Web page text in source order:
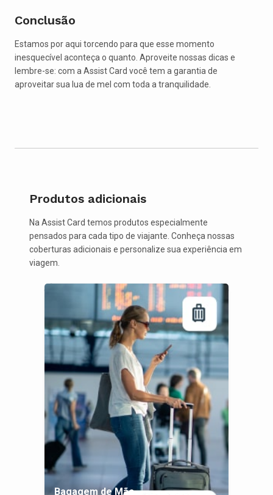
Conclusão
Estamos por aqui torcendo para que esse momento
inesquecível aconteça o quanto. Aproveite nossas dicas e
lembre-se: com a Assist Card você tem a garantia de
aproveitar sua lua de mel com toda a tranquilidade.
Produtos adicionais
Na Assist Card temos produtos especialmente
pensados para cada tipo de viajante. Conheça nossas
coberturas adicionais e personalize sua experiência em
viagem.
Bagagem de Mão